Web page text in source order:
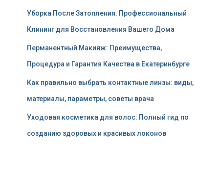
Уборка После Затопления: Профессиональный
Клининг для Восстановления Вашего Дома
Перманентный Макияж: Преимущества,
Процедура и Гарантия Качества в Екатеринбурге
Как правильно выбрать контактные линзы: виды,
материалы, параметры, советы врача
Уходовая косметика для волос: Полный гид по
созданию здоровых и красивых локонов